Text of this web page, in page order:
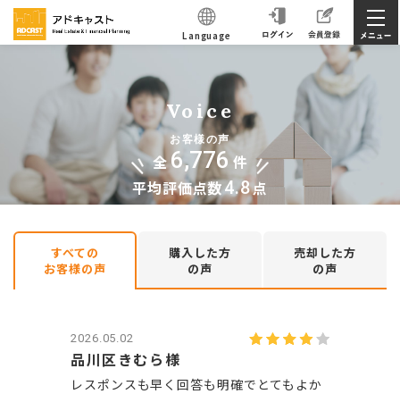
Language
Voice
お客様の声
全 6,776 件
平均評価点数4.8点
すべての
お客様の声
購入した方
の声
売却した方
の声
2026.05.02
品川区きむら様
レスポンスも早く回答も明確でとてもよか